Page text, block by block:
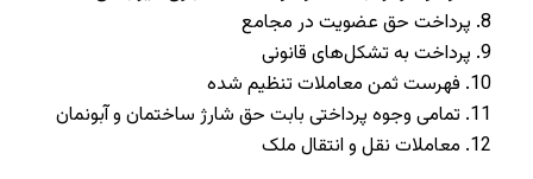
8. پرداخت حق عضویت در مجامع
9. پرداخت به تشکل‌های قانونی
10. فهرست ثمن معاملات تنظیم شده
11. تمامی وجوه پرداختی بابت حق شارژ ساختمان و آبونمان
12. معاملات نقل و انتقال ملک